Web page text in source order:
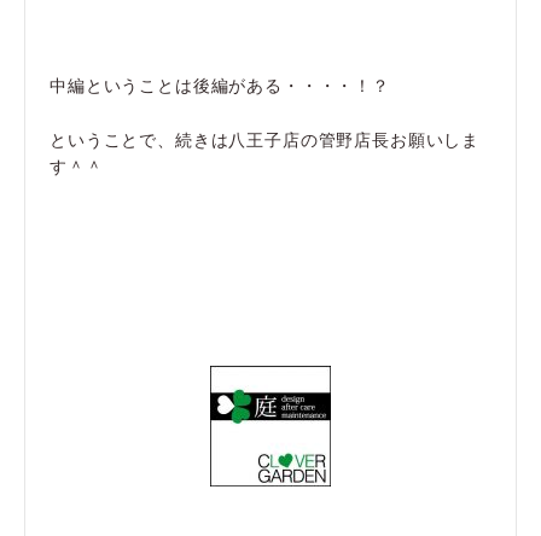
中編ということは後編がある・・・・！？
ということで、続きは八王子店の管野店長お願いしま
す＾＾